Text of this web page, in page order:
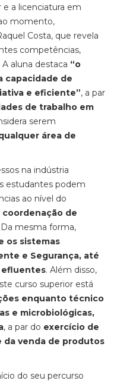
a licenciatura em
momento,
Costa, que revela
competências,
aluna destaca “o
capacidade de
e eficiente”, a par
de trabalho em
serem
área de
na indústria
estudantes podem
ao nível do
de
Da mesma forma,
os sistemas
e Segurança, até
efluentes. Além disso,
curso superior está
enquanto técnico
e microbiológicas,
, a par do exercício de
venda de produtos
do seu percurso